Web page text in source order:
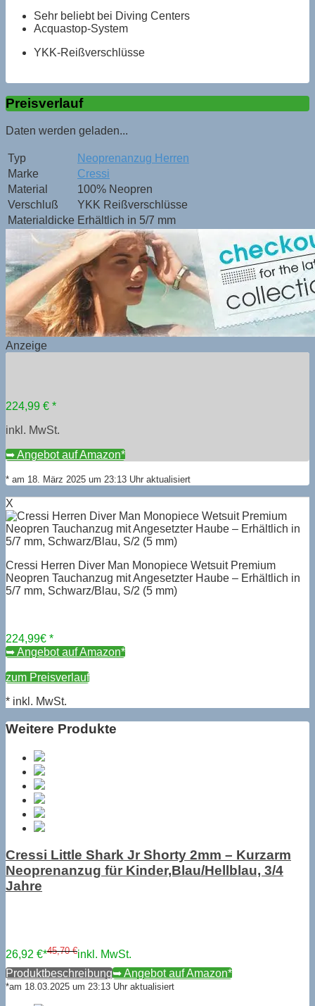
Sehr beliebt bei Diving Centers
Acquastop-System
YKK-Reißverschlüsse
Preisverlauf
Daten werden geladen...
Typ
Neoprenanzug Herren
Marke
Cressi
Material
100% Neopren
Verschluß
YKK Reißverschlüsse
Materialdicke Erhältlich in 5/7 mm
Anzeige
224,99 € *
inkl. MwSt.
➥ Angebot auf Amazon*
* am 18. März 2025 um 23:13 Uhr aktualisiert
X
Cressi Herren Diver Man Monopiece Wetsuit Premium
Neopren Tauchanzug mit Angesetzter Haube – Erhältlich in
5/7 mm, Schwarz/Blau, S/2 (5 mm)
224,99€ *
➥ Angebot auf Amazon*
zum Preisverlauf
* inkl. MwSt.
Weitere Produkte
Cressi Little Shark Jr Shorty 2mm – Kurzarm
Neoprenanzug für Kinder,Blau/Hellblau, 3/4
Jahre
26,92 €*45,70 €inkl. MwSt.
Produktbeschreibung➥ Angebot auf Amazon*
*am 18.03.2025 um 23:13 Uhr aktualisiert